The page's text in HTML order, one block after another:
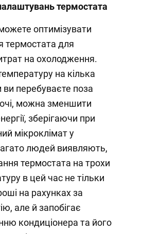
термостата
оптимізувати
термостата для
на охолодження.
на кілька
ви перебуваєте поза
можна зменшити
зберігаючи при
мікроклімат у
людей виявляють,
термостата на трохи
в цей час не тільки
на рахунках за
але й запобігає
кондиціонера та його